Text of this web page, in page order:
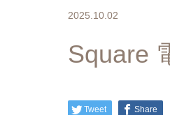
2025.10.02
Square
Tweet Share